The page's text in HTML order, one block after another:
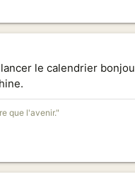
le calendrier
que l'avenir."